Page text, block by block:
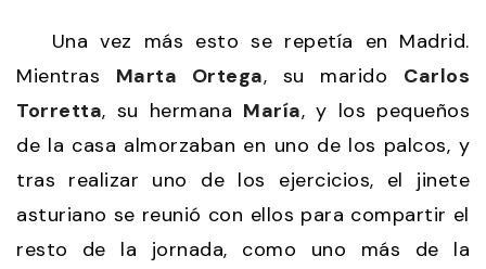
Una vez más esto se repetía en Madrid.
Mientras Marta Ortega, su marido Carlos
Torretta, su hermana María, y los pequeños
de la casa almorzaban en uno de los palcos, y
tras realizar uno de los ejercicios, el jinete
asturiano se reunió con ellos para compartir el
resto de la jornada, como uno más de la